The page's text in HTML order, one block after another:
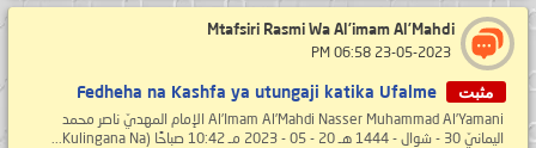
Mtafsiri Rasmi Wa Al’imam Al’Mahdi
مثبت Fedheha na Kashfa ya utungaji katika Ufalme
Al’Imam Al’Mahdi Nasser Muhammad Al’Yamani الإمام المهديّ ناصر محمد
اليمانيّ 30 - شوال - 1444 هـ 20 - 05 - 2023 مـ 10:42 صباحًا (Kulingana Na...